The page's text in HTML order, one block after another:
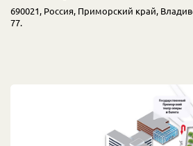
690021, Россия, Приморский край,
77.